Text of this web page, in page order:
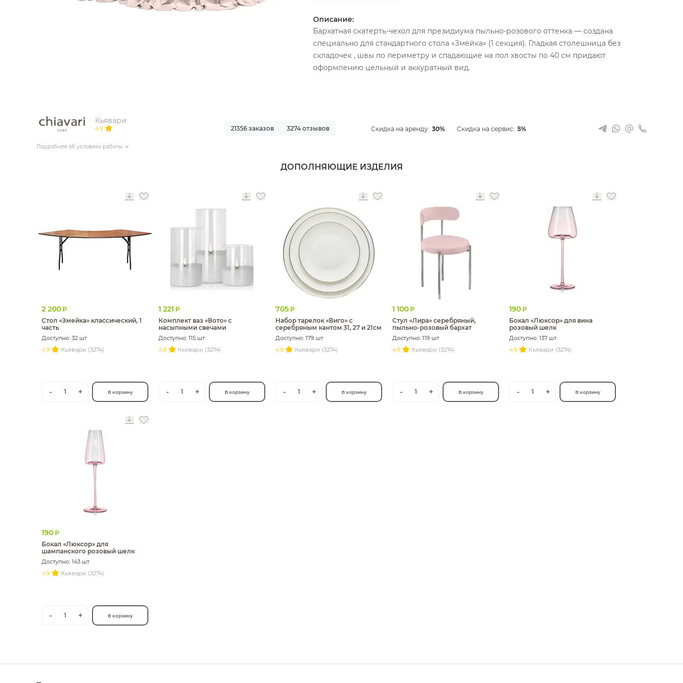
ИЗДЕЛИЯ ДЛЯ КОМФОРТА
Описание:
Бархатная скатерть-чехол для президиума пыльно-розового оттенка — создана
специально для стандартного стола «Змейка» (1 секция). Гладкая столешница без
складочек , швы по периметру и спадающие на пол хвосты по 40 см придают
оформлению цельный и аккуратный вид.
Кьявари
4.9
Подробнее об условиях работы
21356 заказов 3274 отзывов Скидка на аренду: 30% Скидка на сервис: 5%
ДОПОЛНЯЮЩИЕ ИЗДЕЛИЯ
2 200 Р
Стол «Змейка» классический, 1
часть
Доступно: 32 шт
4.9
Кьявари (3274)
- 1 + В корзину
1 221 Р
Комплект ваз «Вото» с
насыпными свечами
Доступно: 115 шт
4.9
Кьявари (3274)
- 1 + В корзину
705 Р
Набор тарелок «Виго» с
серебряным кантом 31, 27 и 21см
Доступно: 179 шт
4.9
Кьявари (3274)
- 1 + В корзину
1 100 Р
Стул «Лира» серебряный,
пыльно-розовый бархат
Доступно: 119 шт
4.9
Кьявари (3274)
- 1 + В корзину
190 Р
Бокал «Люксор» для вина
розовый шелк
Доступно: 137 шт
4.9
Кьявари (3274)
- 1 + В корзину
190 Р
Бокал «Люксор» для
шампанского розовый шелк
Доступно: 143 шт
4.9
Кьявари (3274)
- 1 + В корзину